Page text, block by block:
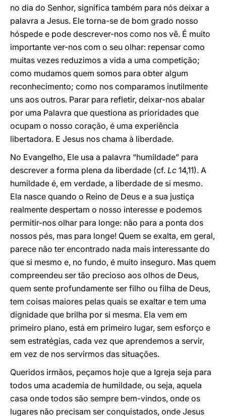
no dia do Senhor, significa também para nós deixar a
palavra a Jesus. Ele torna-se de bom grado nosso
hóspede e pode descrever-nos como nos vê. É muito
importante ver-nos com o seu olhar: repensar como
muitas vezes reduzimos a vida a uma competição;
como mudamos quem somos para obter algum
reconhecimento; como nos comparamos inutilmente
uns aos outros. Parar para refletir, deixar-nos abalar
por uma Palavra que questiona as prioridades que
ocupam o nosso coração, é uma experiência
libertadora. E Jesus nos chama à liberdade.
No Evangelho, Ele usa a palavra “humildade” para
descrever a forma plena da liberdade (cf. Lc 14,11). A
humildade é, em verdade, a liberdade de si mesmo.
Ela nasce quando o Reino de Deus e a sua justiça
realmente despertam o nosso interesse e podemos
permitir-nos olhar para longe: não para a ponta dos
nossos pés, mas para longe! Quem se exalta, em geral,
parece não ter encontrado nada mais interessante do
que si mesmo e, no fundo, é muito inseguro. Mas quem
compreendeu ser tão precioso aos olhos de Deus,
quem sente profundamente ser filho ou filha de Deus,
tem coisas maiores pelas quais se exaltar e tem uma
dignidade que brilha por si mesma. Ela vem em
primeiro plano, está em primeiro lugar, sem esforço e
sem estratégias, cada vez que aprendemos a servir,
em vez de nos servirmos das situações.
Queridos irmãos, peçamos hoje que a Igreja seja para
todos uma academia de humildade, ou seja, aquela
casa onde todos são sempre bem-vindos, onde os
lugares não precisam ser conquistados, onde Jesus